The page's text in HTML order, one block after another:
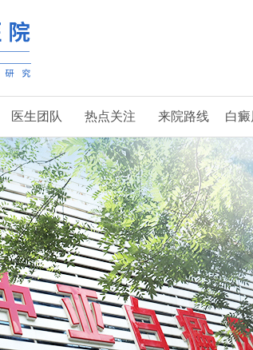
医生团队 热点关注 来院路线 白